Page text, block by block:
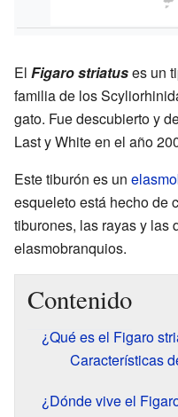
El Figaro striatuses un
familia de los
gato. Fue descubierto y
Last y White en el año
Este tiburón es un
esqueleto está hecho de
tiburones, las rayas y las
elasmobranquios.
Contenido
¿Qué es el Figaro
Características
¿Dónde vive el